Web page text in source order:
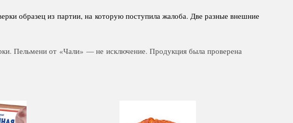
образец из партии, на которую поступила жалоба. Две разные внешние
Пельмени от «Чали» — не исключение. Продукция была проверена